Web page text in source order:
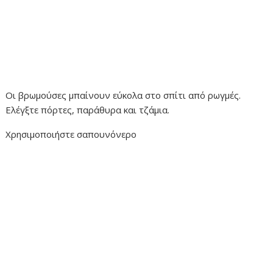
Οι βρωμούσες μπαίνουν εύκολα στο σπίτι από ρωγμές.
Ελέγξτε πόρτες, παράθυρα και τζάμια.
Χρησιμοποιήστε σαπουνόνερο